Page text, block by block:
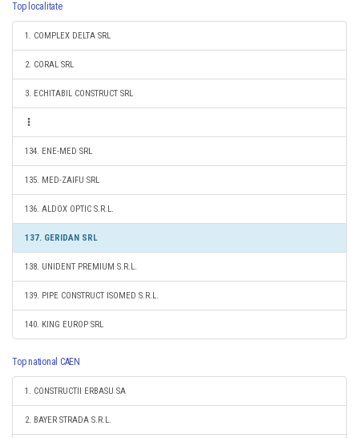
Top localitate
1. COMPLEX DELTA SRL
2. CORAL SRL
3. ECHITABIL CONSTRUCT SRL
134. ENE-MED SRL
135. MED-ZAIFU SRL
136. ALDOX OPTIC S.R.L.
137. GERIDAN SRL
138. UNIDENT PREMIUM S.R.L.
139. PIPE CONSTRUCT ISOMED S.R.L.
140. KING EUROP SRL
Top national CAEN
1. CONSTRUCTII ERBASU SA
2. BAYER STRADA S.R.L.